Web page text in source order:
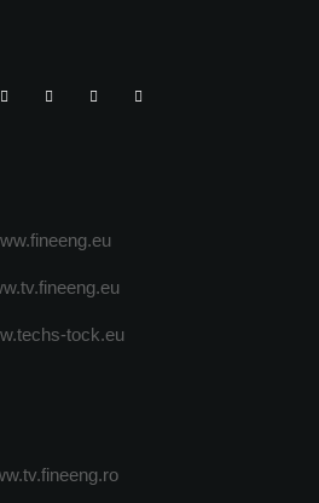
tock.eu